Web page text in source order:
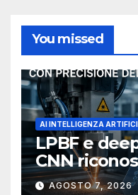
You missed
AI INTELLIGENZA
LPBF e
CNN
del bagno
AGOSTO 7, 2026